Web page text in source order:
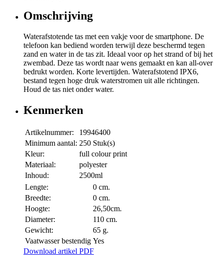
Omschrijving
Waterafstotende tas met een vakje voor de smartphone. De
telefoon kan bediend worden terwijl deze beschermd tegen
zand en water in de tas zit. Ideaal voor op het strand of bij het
zwembad. Deze tas wordt naar wens gemaakt en kan all-over
bedrukt worden. Korte levertijden. Waterafstotend IPX6,
bestand tegen hoge druk waterstromen uit alle richtingen.
Houd de tas niet onder water.
Kenmerken
Artikelnummer:
19946400
Minimum aantal: 250 Stuk(s)
Kleur:
full colour print
Materiaal:
polyester
Inhoud:
2500ml
Lengte:
0 cm.
Breedte:
0 cm.
Hoogte:
26,50cm.
Diameter:
110 cm.
Gewicht:
65 g.
Vaatwasser bestendig Yes
Download artikel PDF